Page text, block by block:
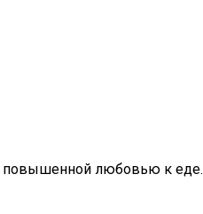
повышенной любовью к еде.